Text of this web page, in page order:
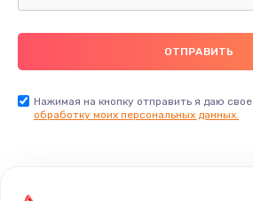
Нажимая на кнопку отправить я даю свое
обработку моих персональных данных.